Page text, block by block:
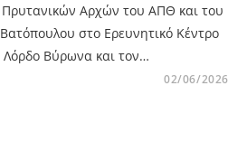
Αρχών του ΑΠΘ και του
στο Ερευνητικό Κέντρο
Λόρδο Βύρωνα και τον…
02/06/2026